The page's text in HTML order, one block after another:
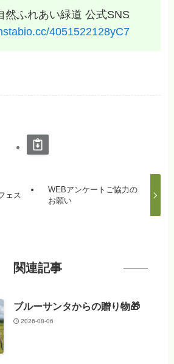
然ふれあい緑道 公式SNS
4051522128yC7
ェス
WEBアンケートご協力の
お願い
関連記事
ブルーサンタからの贈り物🎁
2026-08-06